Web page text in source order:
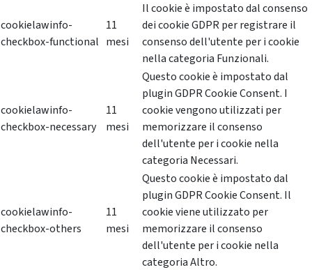
cookielawinfo-
checkbox-functional
11
mesi
Il cookie è impostato dal consenso
dei cookie GDPR per registrare il
consenso dell'utente per i cookie
nella categoria Funzionali.
cookielawinfo-
checkbox-necessary
11
mesi
Questo cookie è impostato dal
plugin GDPR Cookie Consent. I
cookie vengono utilizzati per
memorizzare il consenso
dell'utente per i cookie nella
categoria Necessari.
cookielawinfo-
checkbox-others
11
mesi
Questo cookie è impostato dal
plugin GDPR Cookie Consent. Il
cookie viene utilizzato per
memorizzare il consenso
dell'utente per i cookie nella
categoria Altro.